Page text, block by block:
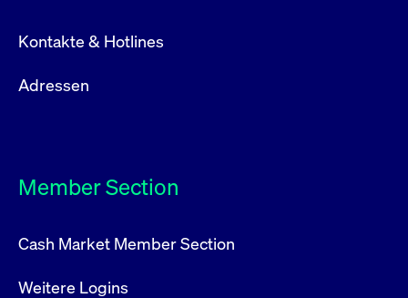
Kontakte & Hotlines
Adressen
Member Section
Cash Market Member Section
Weitere Logins